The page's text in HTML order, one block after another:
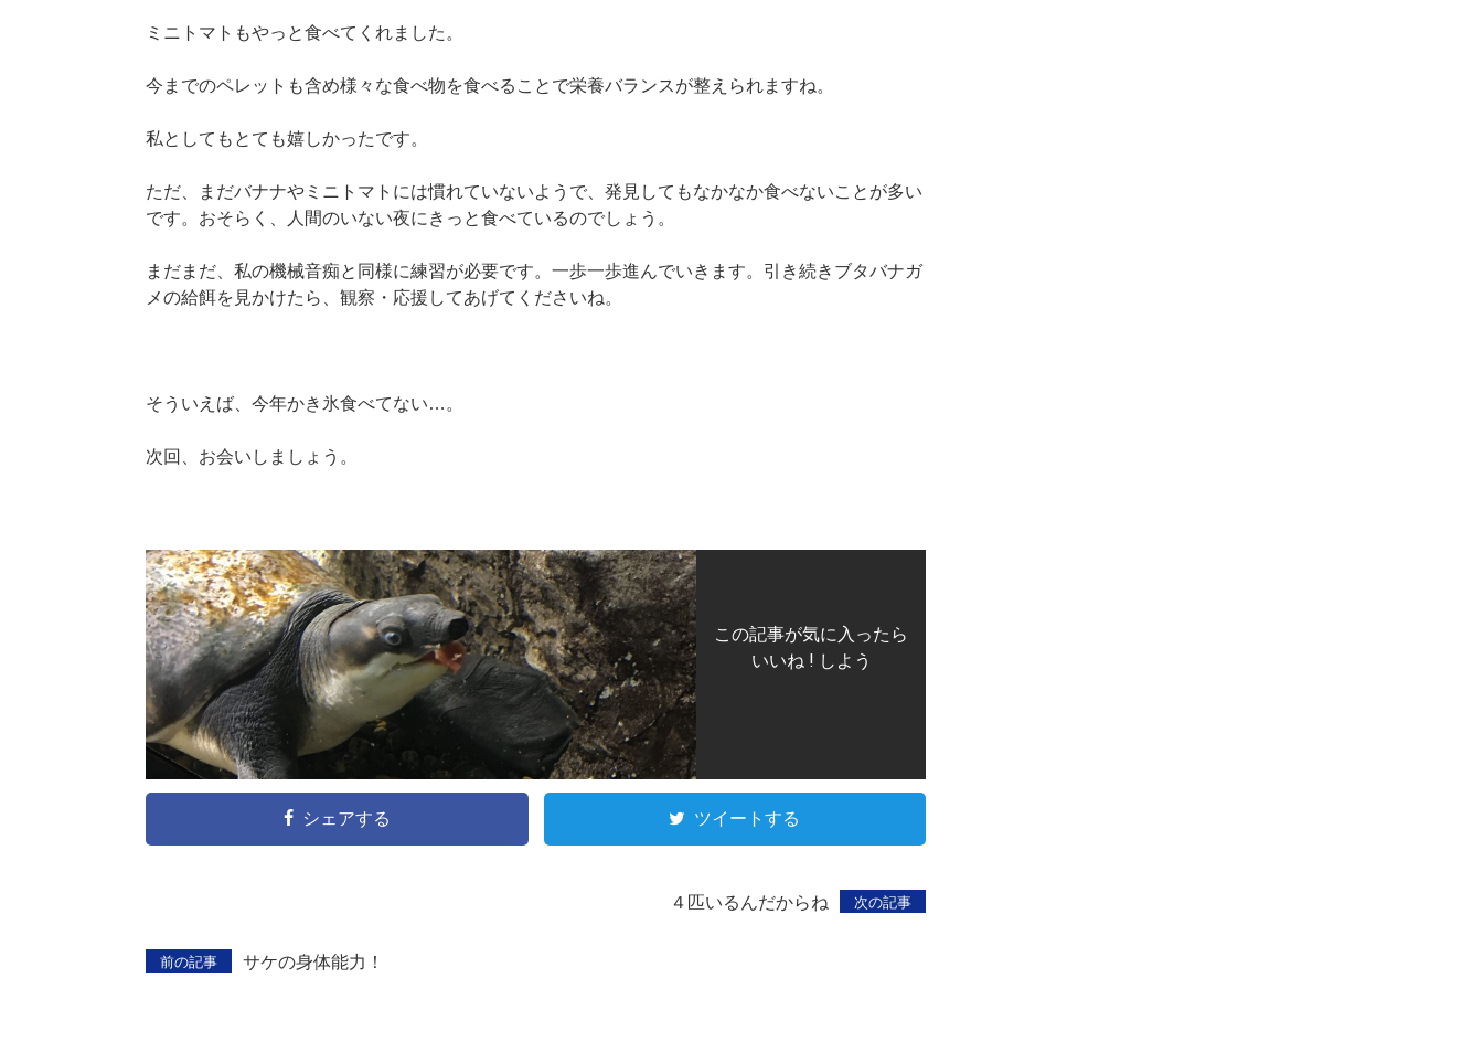
ミニトマトもやっと食べてくれました。
今までのペレットも含め様々な食べ物を食べることで栄養バランスが整えられますね。
私としてもとても嬉しかったです。
ただ、まだバナナやミニトマトには慣れていないようで、発見してもなかなか食べないことが多い
です。おそらく、人間のいない夜にきっと食べているのでしょう。
まだまだ、私の機械音痴と同様に練習が必要です。一歩一歩進んでいきます。引き続きブタバナガ
メの給餌を見かけたら、観察・応援してあげてくださいね。
そういえば、今年かき氷食べてない…。
次回、お会いしましょう。
この記事が気に入ったら
いいね ! しよう
シェアする ツイートする
次の記事
４匹いるんだからね
前の記事 サケの身体能力！